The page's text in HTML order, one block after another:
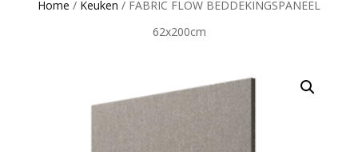
Home / Keuken / FABRIC FLOW BEDDEKINGSPANEEL
62x200cm